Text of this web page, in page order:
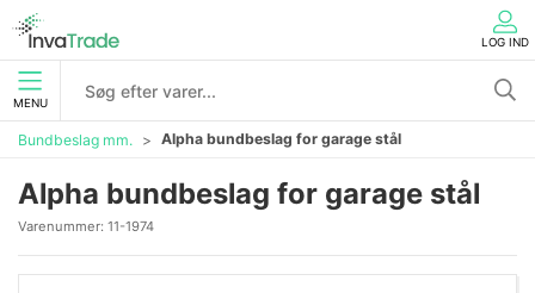
LOG IND
MENU
Bundbeslag mm. Alpha bundbeslag for garage stål
Alpha bundbeslag for garage stål
Varenummer: 11-1974